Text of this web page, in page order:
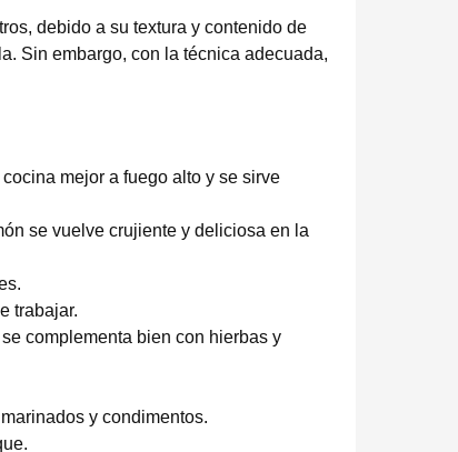
debido a su textura y contenido de
Sin embargo, con la técnica adecuada,
mejor a fuego alto y se sirve
se vuelve crujiente y deliciosa en la
trabajar.
complementa bien con hierbas y
y condimentos.